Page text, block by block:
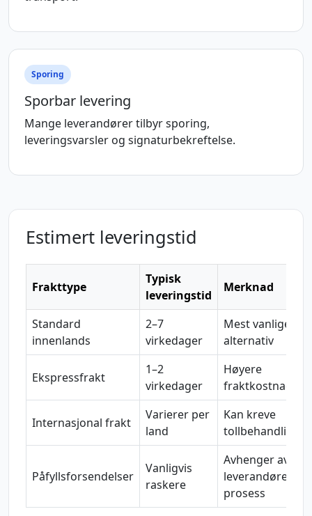
Sporing
Sporbar levering
Mange leverandører tilbyr sporing,
leveringsvarsler og signaturbekreftelse.
Estimert leveringstid
Frakttype
Typisk
leveringstid
Merknad
Standard
innenlands
2–7
virkedager
Mest vanlige
alternativ
Ekspressfrakt
1–2
virkedager
Høyere
fraktkostnad
Internasjonal frakt
Varierer per
land
Kan kreve
tollbehandling
Påfyllsforsendelser
Vanligvis
raskere
Avhenger av
leverandørens
prosess